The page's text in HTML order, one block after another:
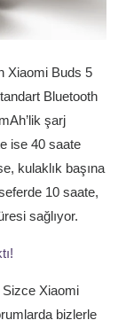
Xiaomi Buds 5
Bluetooth
şarj
ise 40 saate
kulaklık başına
10 saate,
sağlıyor.
Xiaomi
bizlerle